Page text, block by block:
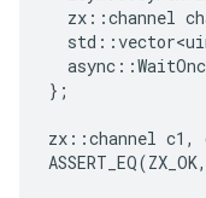
zx ::channel
std ::
async ::
};
zx ::channel c1 ,
ASSERT_EQ(ZX_OK,